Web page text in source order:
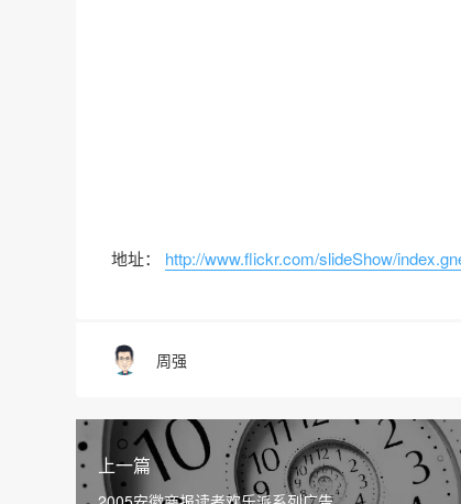
地址： http://www.flickr.com/slideShow/
周强
上一篇